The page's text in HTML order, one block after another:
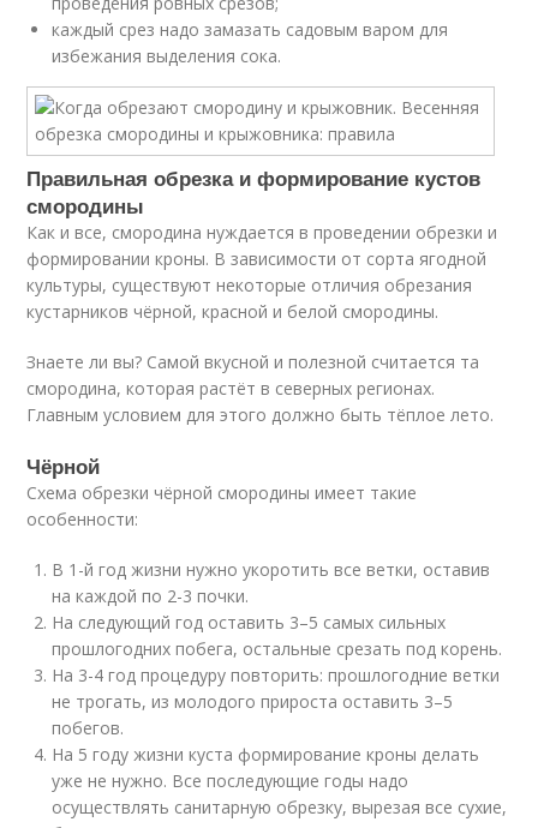
каждый срез надо замазать садовым варом для
избежания выделения сока.
Правильная обрезка и формирование кустов
смородины
Как и все, смородина нуждается в проведении обрезки и
формировании кроны. В зависимости от сорта ягодной
культуры, существуют некоторые отличия обрезания
кустарников чёрной, красной и белой смородины.
Знаете ли вы? Самой вкусной и полезной считается та
смородина, которая растёт в северных регионах.
Главным условием для этого должно быть тёплое лето.
Чёрной
Схема обрезки чёрной смородины имеет такие
особенности:
В 1-й год жизни нужно укоротить все ветки, оставив
на каждой по 2-3 почки.
На следующий год оставить 3–5 самых сильных
прошлогодних побега, остальные срезать под корень.
На 3-4 год процедуру повторить: прошлогодние ветки
не трогать, из молодого прироста оставить 3–5
побегов.
На 5 году жизни куста формирование кроны делать
уже не нужно. Все последующие годы надо
осуществлять санитарную обрезку, вырезая все сухие,